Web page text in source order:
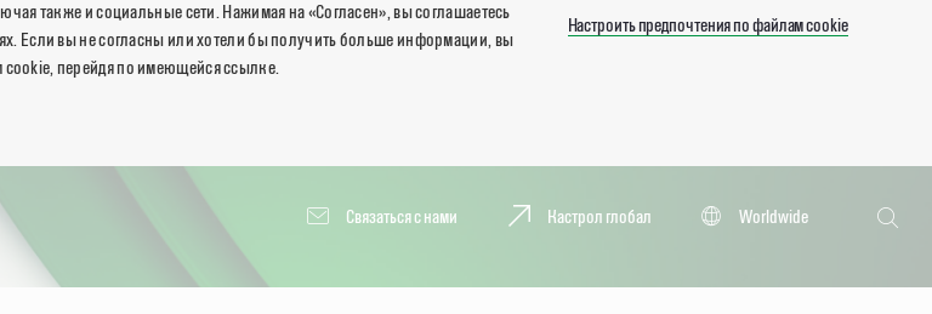
также и социальные сети. Нажимая на «Согласен», вы соглашаетесь
Если вы не согласны или хотели бы получить больше информации, вы
перейдя по имеющейся ссылке.
Настроить предпочтения по файлам cookie
Связаться с нами Кастрол глобал
Worldwide
Поиск